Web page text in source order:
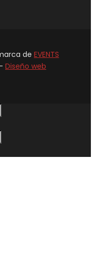
de EVENTS
Diseño web